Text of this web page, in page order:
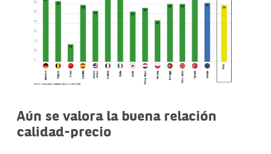
Aún se valora la buena relación
calidad-precio